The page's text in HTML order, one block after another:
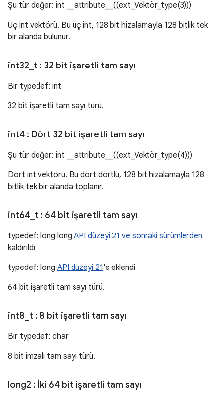
Şu tür değer: int __attribute__((ext_Vektör_type(3)))
Üç int vektörü. Bu üç int, 128 bit hizalamayla 128 bitlik tek
bir alanda bulunur.
int32 t : 32 bit işaretli tam sayı
Bir typedef: int
32 bit işaretli tam sayı türü.
int4 : Dört 32 bit işaretli tam sayı
Şu tür değer: int __attribute__((ext_Vektör_type(4)))
Dört int vektörü. Bu dört dörtlü, 128 bit hizalamayla 128
bitlik tek bir alanda toplanır.
int64 t : 64 bit işaretli tam sayı
typedef: long long API düzeyi 21 ve sonraki sürümlerden
kaldırıldı
typedef: long API düzeyi 21'e eklendi
64 bit işaretli tam sayı türü.
int8 t : 8 bit işaretli tam sayı
Bir typedef: char
8 bit imzalı tam sayı türü.
long2 : İki 64 bit işaretli tam sayı